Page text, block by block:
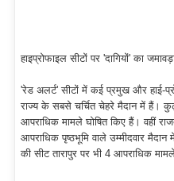
हाइप्रोफाइल सीटों पर 'दागियों' का
'रेड अलर्ट' सीटों में कई प्रमुख और हाई-
राज्य के सबसे चर्चित चेहरे मैदान में हैं।
आपराधिक मामले घोषित किए हैं। वहीं
आपराधिक पृष्ठभूमि वाले उम्मीदवार मैदान
की सीट तारापुर पर भी 4 आपराधिक